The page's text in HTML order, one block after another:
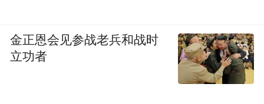
金正恩会见参战老兵和战时
立功者